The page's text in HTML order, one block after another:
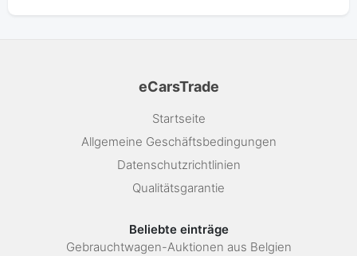
eCarsTrade
Startseite
Allgemeine Geschäftsbedingungen
Datenschutzrichtlinien
Qualitätsgarantie
Beliebte einträge
Gebrauchtwagen-Auktionen aus Belgien